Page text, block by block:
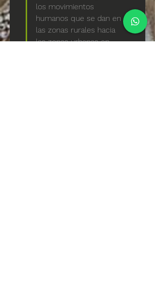
los movimientos
humanos que se dan en
las zonas rurales hacia
las zonas urbanas en